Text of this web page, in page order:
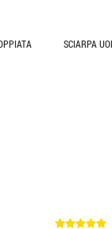
SCIARPA